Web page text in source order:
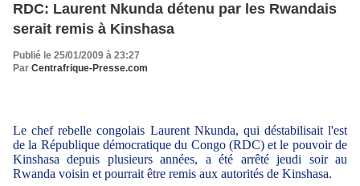
RDC: Laurent Nkunda détenu par les Rwandais
serait remis à Kinshasa
Publié le 25/01/2009 à 23:27
Par Centrafrique-Presse.com
Le chef rebelle congolais Laurent Nkunda, qui déstabilisait l'est
de la République démocratique du Congo (RDC) et le pouvoir de
Kinshasa depuis plusieurs années, a été arrêté jeudi soir au
Rwanda voisin et pourrait être remis aux autorités de Kinshasa.